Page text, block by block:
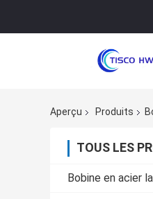
Aperçu Produits
TOUS LES
Bobine en acier